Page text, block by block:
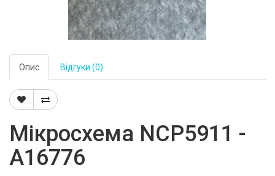
Опис Відгуки (0)
Мікросхема NCP5911 -
A16776